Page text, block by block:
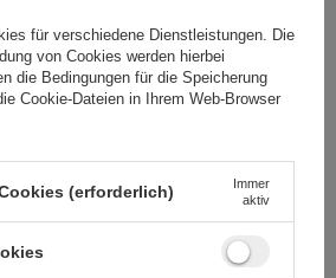
Tak
Hilfe? Haben Sie
für verschiedene Dienstleistungen. Die
von Cookies werden hierbei
die Bedingungen für die Speicherung
Cookie-Dateien in Ihrem Web-Browser
(erforderlich)
Immer
aktiv